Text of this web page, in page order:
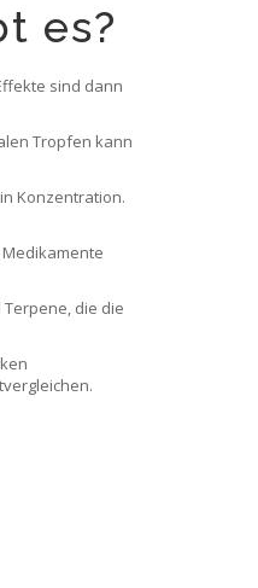
es?
sind dann
Tropfen kann
Konzentration.
die die